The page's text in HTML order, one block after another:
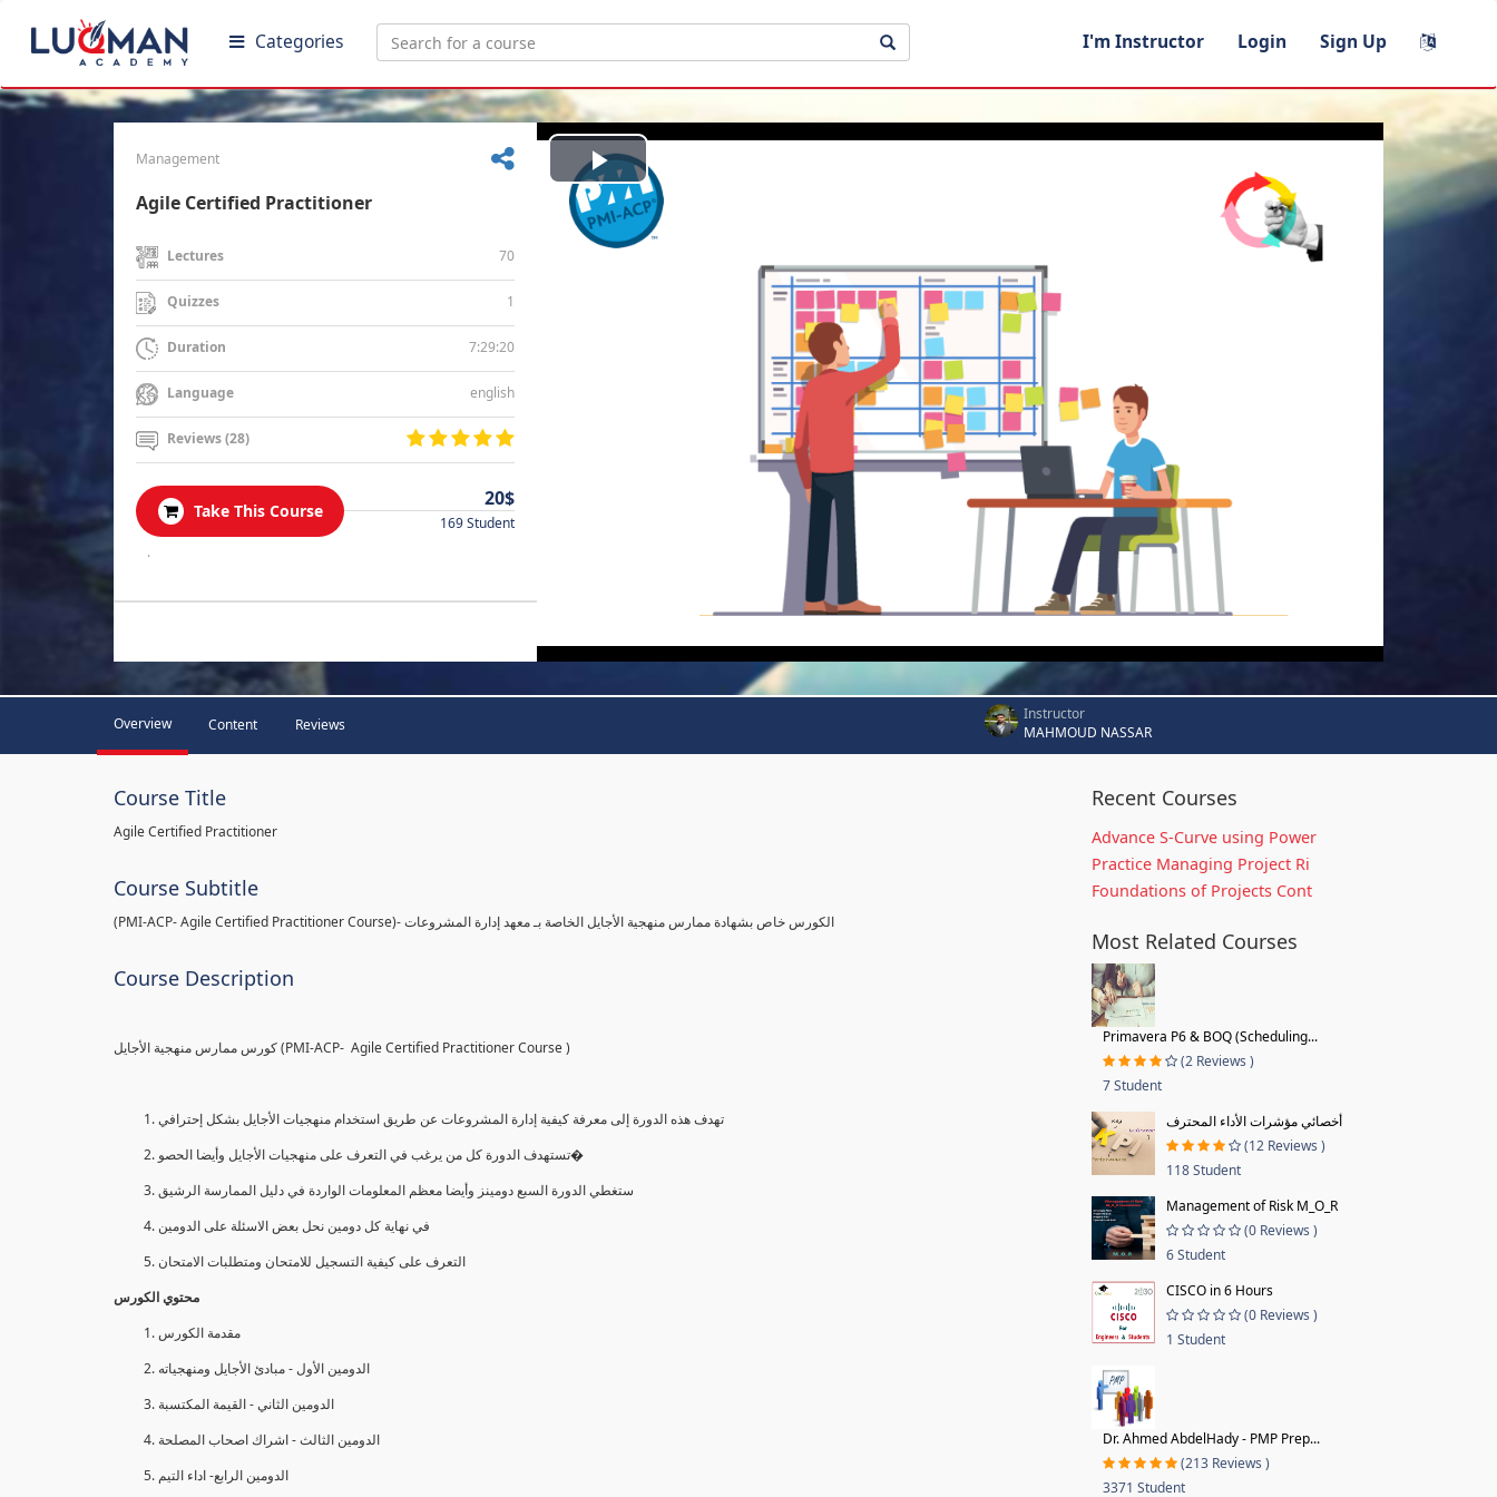
Categories I'm Instructor Login Sign Up
Management
Agile Certified Practitioner
Lectures 70
Quizzes 1
Duration 7:29:20
Language english
Reviews (28)
Take This Course
20$
169 Student
.
Play
Video
Overview Content Reviews
Instructor
MAHMOUD NASSAR
Course Title
Agile Certified Practitioner
Course Subtitle
(PMI-ACP- Agile Certified Practitioner Course)- الكورس خاص بشهادة ممارس منهجية الأجايل الخاصة بـ معهد إدارة المشروعات
Course Description
كورس ممارس منهجية الأجايل (PMI-ACP- Agile Certified Practitioner Course )
تهدف هذه الدورة إلى معرفة كيفية إدارة المشروعات عن طريق استخدام منهجيات الأجايل بشكل إحترافي
تستهدف الدورة كل من يرغب في التعرف على منهجيات الأجايل وأيضا الحصو�
ستغطي الدورة السبع دومينز وأيضا معظم المعلومات الواردة في دليل الممارسة الرشيق
في نهاية كل دومين نحل بعض الاسئلة على الدومين
التعرف على كيفية التسجيل للامتحان ومتطلبات الامتحان
محتوي الكورس
مقدمة الكورس
الدومين الأول - مبادئ الأجايل ومنهجياته
الدومين الثاني - القيمة المكتسبة
الدومين الثالث - اشراك اصحاب المصلحة
الدومين الرابع- اداء التيم
Recent Courses
Advance S-Curve using Power
Practice Managing Project Ri
Foundations of Projects Cont
Most Related Courses
Primavera P6 & BOQ (Scheduling...
(2 Reviews )
7 Student
أخصائي مؤشرات الأداء المحترف
(12 Reviews )
118 Student
Management of Risk M_O_R
(0 Reviews )
6 Student
CISCO in 6 Hours
(0 Reviews )
1 Student
Dr. Ahmed AbdelHady - PMP Prep...
(213 Reviews )
3371 Student